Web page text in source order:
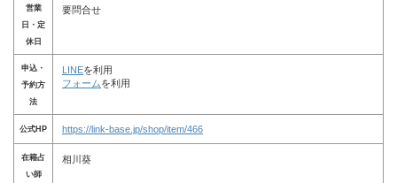
営業
日・定
休日
要問合せ
申込・
予約方
法
LINEを利用
フォームを利用
公式HP https://link-base.jp/shop/item/466
在籍占
い師
相川葵